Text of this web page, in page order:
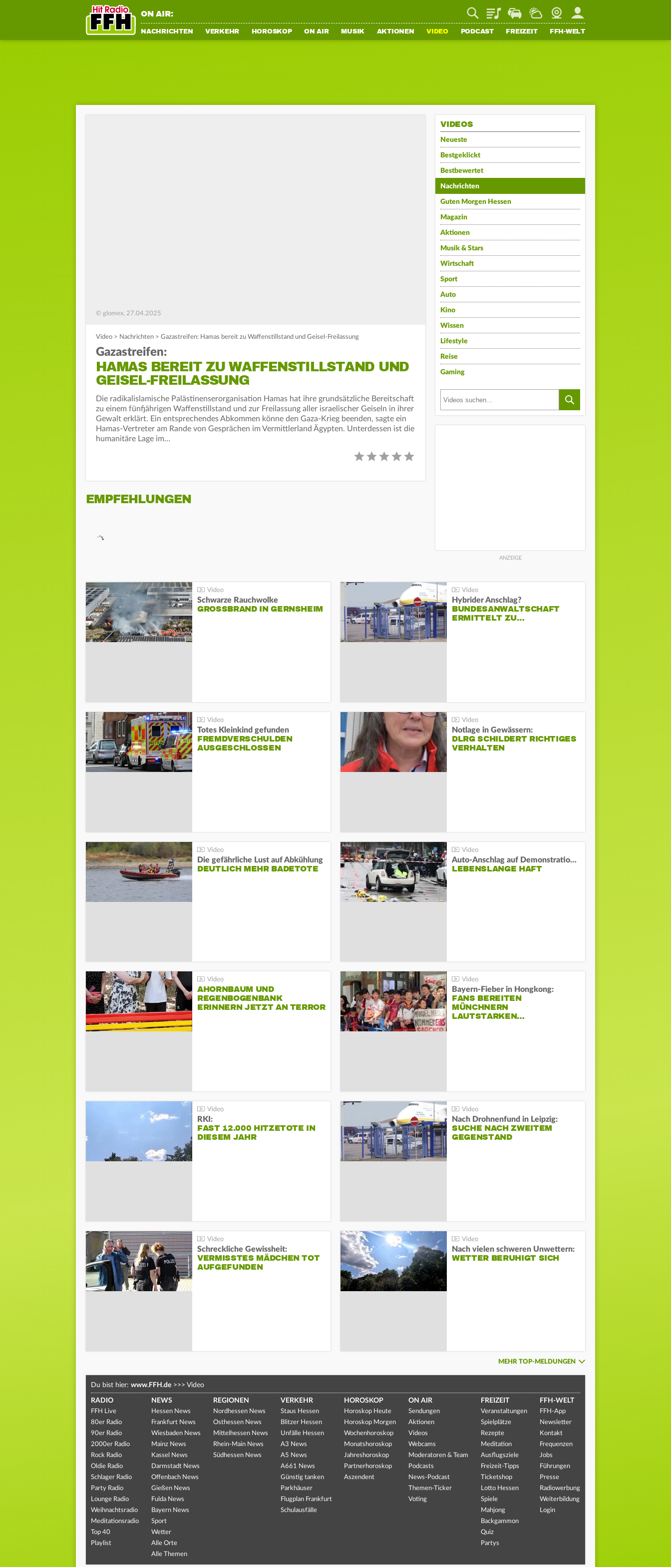
ON AIR: PlaylistStaupilotWetterWebcamMein FFH
NACHRICHTEN VERKEHR HOROSKOP ON AIR MUSIK AKTIONEN VIDEO PODCAST FREIZEIT FFH-WELT
© glomex, 27.04.2025
Video > Nachrichten > Gazastreifen: Hamas bereit zu Waffenstillstand und Geisel-Freilassung
Gazastreifen:
HAMAS BEREIT ZU WAFFENSTILLSTAND UND
GEISEL-FREILASSUNG
Die radikalislamische Palästinenserorganisation Hamas hat ihre grundsätzliche Bereitschaft
zu einem fünfjährigen Waffenstillstand und zur Freilassung aller israelischer Geiseln in ihrer
Gewalt erklärt. Ein entsprechendes Abkommen könne den Gaza-Krieg beenden, sagte ein
Hamas-Vertreter am Rande von Gesprächen im Vermittlerland Ägypten. Unterdessen ist die
humanitäre Lage im…
EMPFEHLUNGEN
VIDEOS
Neueste
Bestgeklickt
Bestbewertet
Nachrichten
Guten Morgen Hessen
Magazin
Aktionen
Musik & Stars
Wirtschaft
Sport
Auto
Kino
Wissen
Lifestyle
Reise
Gaming
Schwarze Rauchwolke
GROSSBRAND IN GERNSHEIM
Hybrider Anschlag?
BUNDESANWALTSCHAFT
ERMITTELT ZU…
Totes Kleinkind gefunden
FREMDVERSCHULDEN
AUSGESCHLOSSEN
Notlage in Gewässern:
DLRG SCHILDERT RICHTIGES
VERHALTEN
Die gefährliche Lust auf Abkühlung
DEUTLICH MEHR BADETOTE
Auto-Anschlag auf Demonstration in München:
LEBENSLANGE HAFT
AHORNBAUM UND
REGENBOGENBANK
ERINNERN JETZT AN TERROR
Bayern-Fieber in Hongkong:
FANS BEREITEN
MÜNCHNERN
LAUTSTARKEN…
RKI:
FAST 12.000 HITZETOTE IN
DIESEM JAHR
Nach Drohnenfund in Leipzig:
SUCHE NACH ZWEITEM
GEGENSTAND
Schreckliche Gewissheit:
VERMISSTES MÄDCHEN TOT
AUFGEFUNDEN
Nach vielen schweren Unwettern:
WETTER BERUHIGT SICH
MEHR TOP-MELDUNGEN
Du bist hier: www.FFH.de >>> Video
RADIO
FFH Live
80er Radio
90er Radio
2000er Radio
Rock Radio
Oldie Radio
Schlager Radio
Party Radio
Lounge Radio
Weihnachtsradio
Meditationsradio
Top 40
Playlist
NEWS
Hessen News
Frankfurt News
Wiesbaden News
Mainz News
Kassel News
Darmstadt News
Offenbach News
Gießen News
Fulda News
Bayern News
Sport
Wetter
Alle Orte
Alle Themen
REGIONEN
Nordhessen News
Osthessen News
Mittelhessen News
Rhein-Main News
Südhessen News
VERKEHR
Staus Hessen
Blitzer Hessen
Unfälle Hessen
A3 News
A5 News
A661 News
Günstig tanken
Parkhäuser
Flugplan Frankfurt
Schulausfälle
HOROSKOP
Horoskop Heute
Horoskop Morgen
Wochenhoroskop
Monatshoroskop
Jahreshoroskop
Partnerhoroskop
Aszendent
ON AIR
Sendungen
Aktionen
Videos
Webcams
Moderatoren & Team
Podcasts
News-Podcast
Themen-Ticker
Voting
FREIZEIT
Veranstaltungen
Spielplätze
Rezepte
Meditation
Ausflugsziele
Freizeit-Tipps
Ticketshop
Lotto Hessen
Spiele
Mahjong
Backgammon
Quiz
Partys
FFH-WELT
FFH-App
Newsletter
Kontakt
Frequenzen
Jobs
Führungen
Presse
Radiowerbung
Weiterbildung
Login